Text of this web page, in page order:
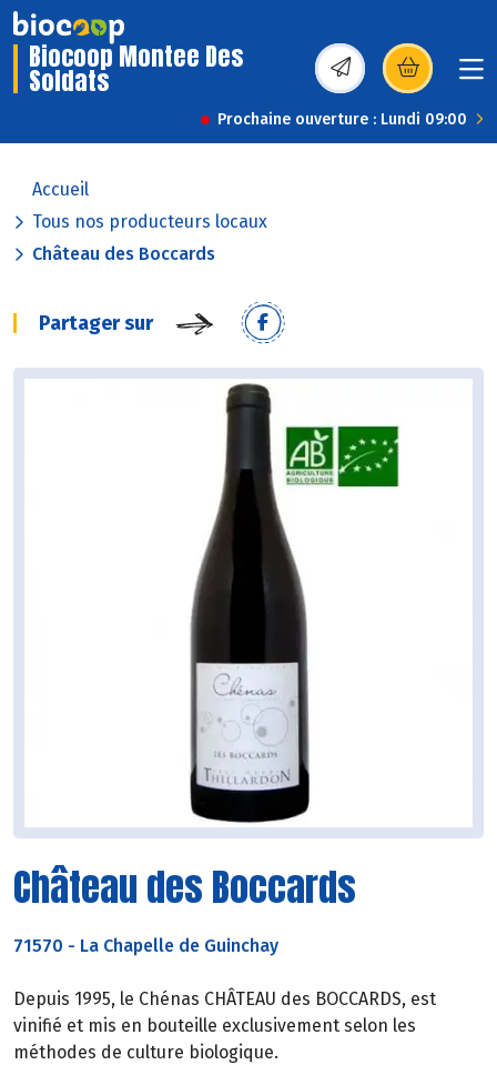
Biocoop Montee Des
Soldats (s’ouvre dans une
Prochaine ouverture : Lundi 09:00
Accueil
Tous nos producteurs locaux
Château des Boccards
Partager sur
Château des Boccards
71570 - La Chapelle de Guinchay
Depuis 1995, le Chénas CHÂTEAU des BOCCARDS, est
vinifié et mis en bouteille exclusivement selon les
méthodes de culture biologique.